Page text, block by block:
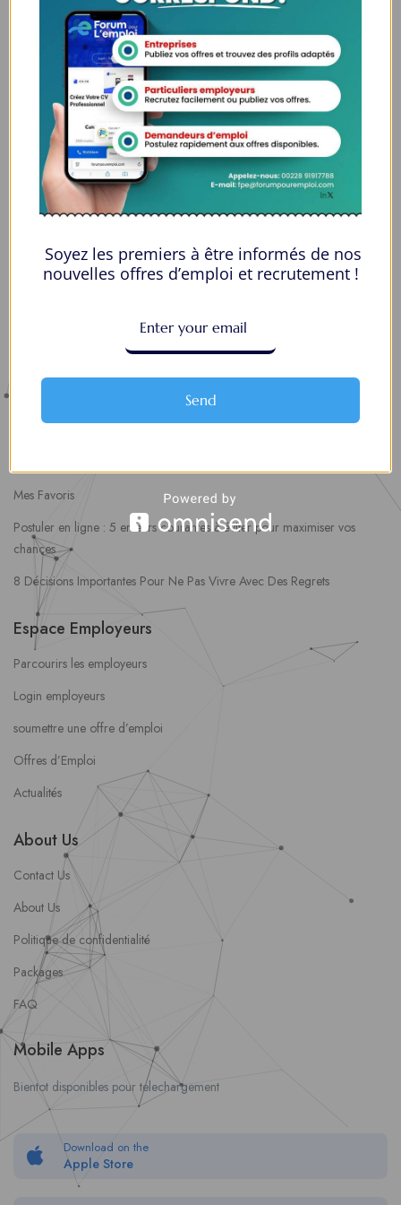
Nous contacter
00228 91917788
la solution idéale pour tous ceux qui cherchent à se connecter au
monde du travail. Que vous soyez à la recherche d’une nouvelle
opportunité professionnelle ou que vous souhaitiez recruter les meilleurs
Lome, Togo
Mes Favoris
Postuler en ligne : 5 erreurs courantes à éviter pour maximiser vos
chances
8 Décisions Importantes Pour Ne Pas Vivre Avec Des Regrets
Espace Employeurs
Parcourirs les employeurs
Login employeurs
soumettre une offre d’emploi
Offres d’Emploi
Actualités
About Us
Contact Us
About Us
Politique de confidentialité
Packages
FAQ
Mobile Apps
Bientot disponibles pour telechargement
Download on the
Apple Store
Soyez les premiers à être informés de nos
nouvelles offres d’emploi et recrutement !
Send